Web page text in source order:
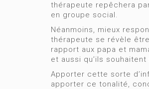
thérapeute repêchera
en groupe social.
Néanmoins, mieux
thérapeute se révèle
rapport aux papa et
et aussi qu’ils
Apporter cette sorte
apporter ce tonalité,